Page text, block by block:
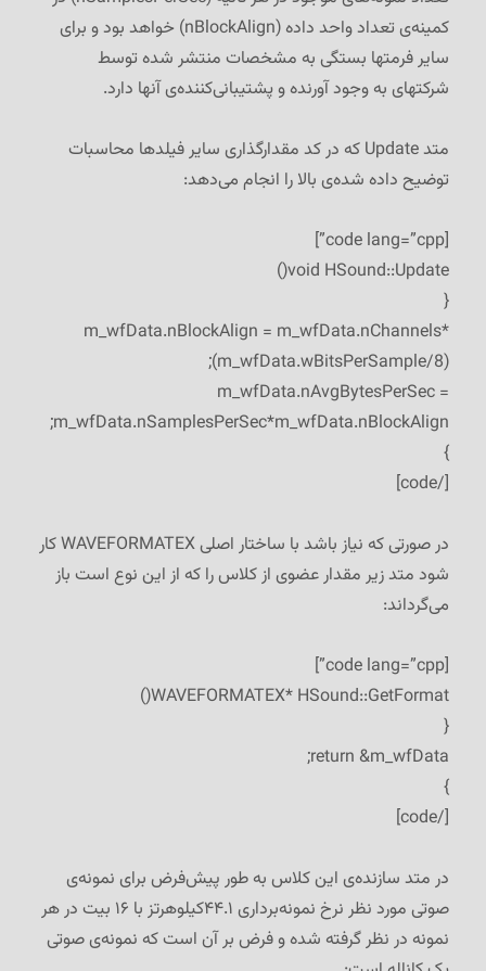
کمینه‌ی تعداد واحد داده (nBlockAlign) خواهد بود و برای
سایر فرمتها بستگی به مشخصات منتشر شده توسط
شرکتهای به وجود آورنده و پشتیبانی‌کننده‌ی آنها دارد.
متد Update که در کد مقدار‌گذاری سایر فیلد‌ها محاسبات
توضیح داده شده‌ی بالا را انجام می‌دهد:
[code lang=”cpp”]
void HSound::Update()
{
m_wfData.nBlockAlign = m_wfData.nChannels*
(m_wfData.wBitsPerSample/8);
m_wfData.nAvgBytesPerSec =
m_wfData.nSamplesPerSec*m_wfData.nBlockAlign;
}
[/code]
در صورتی که نیاز باشد با ساختار اصلی WAVEFORMATEX کار
شود متد زیر مقدار عضوی از کلاس را که از این نوع است باز
می‌گرداند:
[code lang=”cpp”]
WAVEFORMATEX* HSound::GetFormat()
{
return &m_wfData;
}
[/code]
در متد سازنده‌ی این کلاس به طور پیش‌فرض برای نمونه‌ی
صوتی مورد نظر نرخ نمونه‌برداری ۴۴.۱کیلوهرتز با ۱۶ بیت در هر
نمونه در نظر گرفته شده و فرض بر آن است که نمونه‌ی صوتی